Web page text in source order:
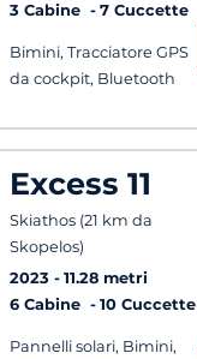
3 Cabine
7 Cuccette
Bimini, Tracciatore GPS
da cockpit, Bluetooth
Excess 11
Skiathos (21 km da
Skopelos)
2023
11.28 metri
6 Cabine
10 Cuccette
Pannelli solari, Bimini,